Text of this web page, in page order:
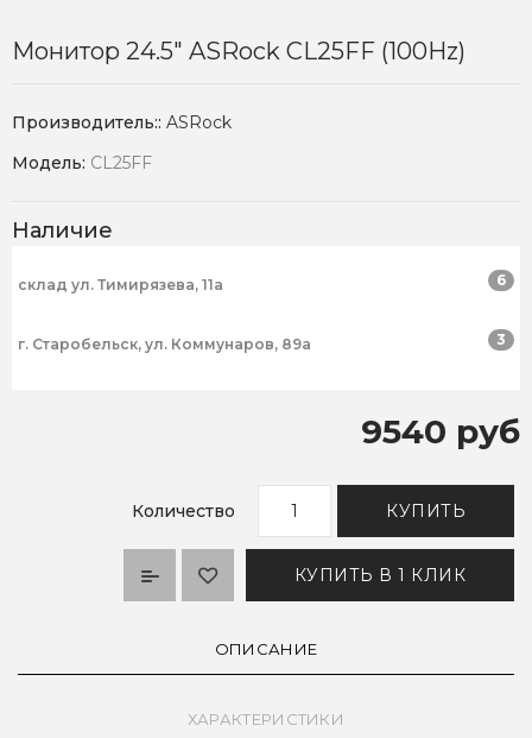
Монитор 24.5" ASRock CL25FF (100Hz)
Производитель:: ASRock
Модель: CL25FF
Наличие
склад ул. Тимирязева, 11а 6
г. Старобельск, ул. Коммунаров, 89а 3
9540 руб
Количество КУПИТЬ
КУПИТЬ В 1 КЛИК
ОПИСАНИЕ
ХАРАКТЕРИСТИКИ